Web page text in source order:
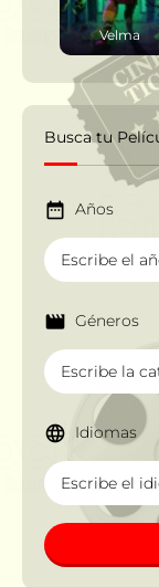
Velma
Busca tu
Años
Géneros
Idiomas